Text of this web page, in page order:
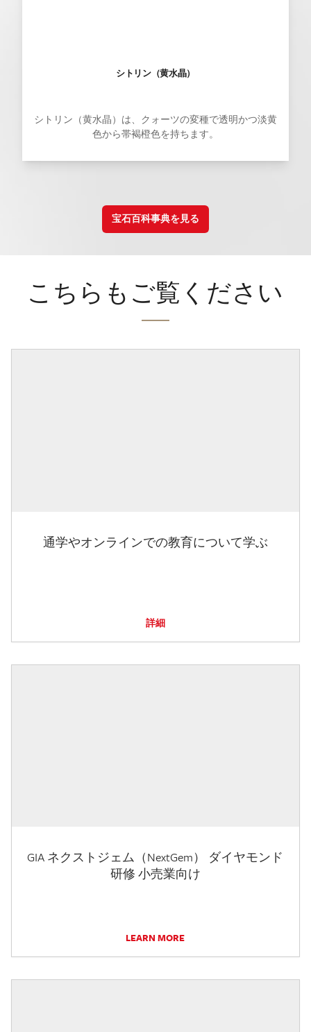
シトリン（黄水晶）
シトリン（黄水晶）は、クォーツの変種で透明かつ淡黄
色から帯褐橙色を持ちます。
宝石百科事典を見る
こちらもご覧ください
通学やオンラインでの教育について学ぶ
詳細
GIA ネクストジェム（NextGem） ダイヤモンド
研修 小売業向け
LEARN MORE